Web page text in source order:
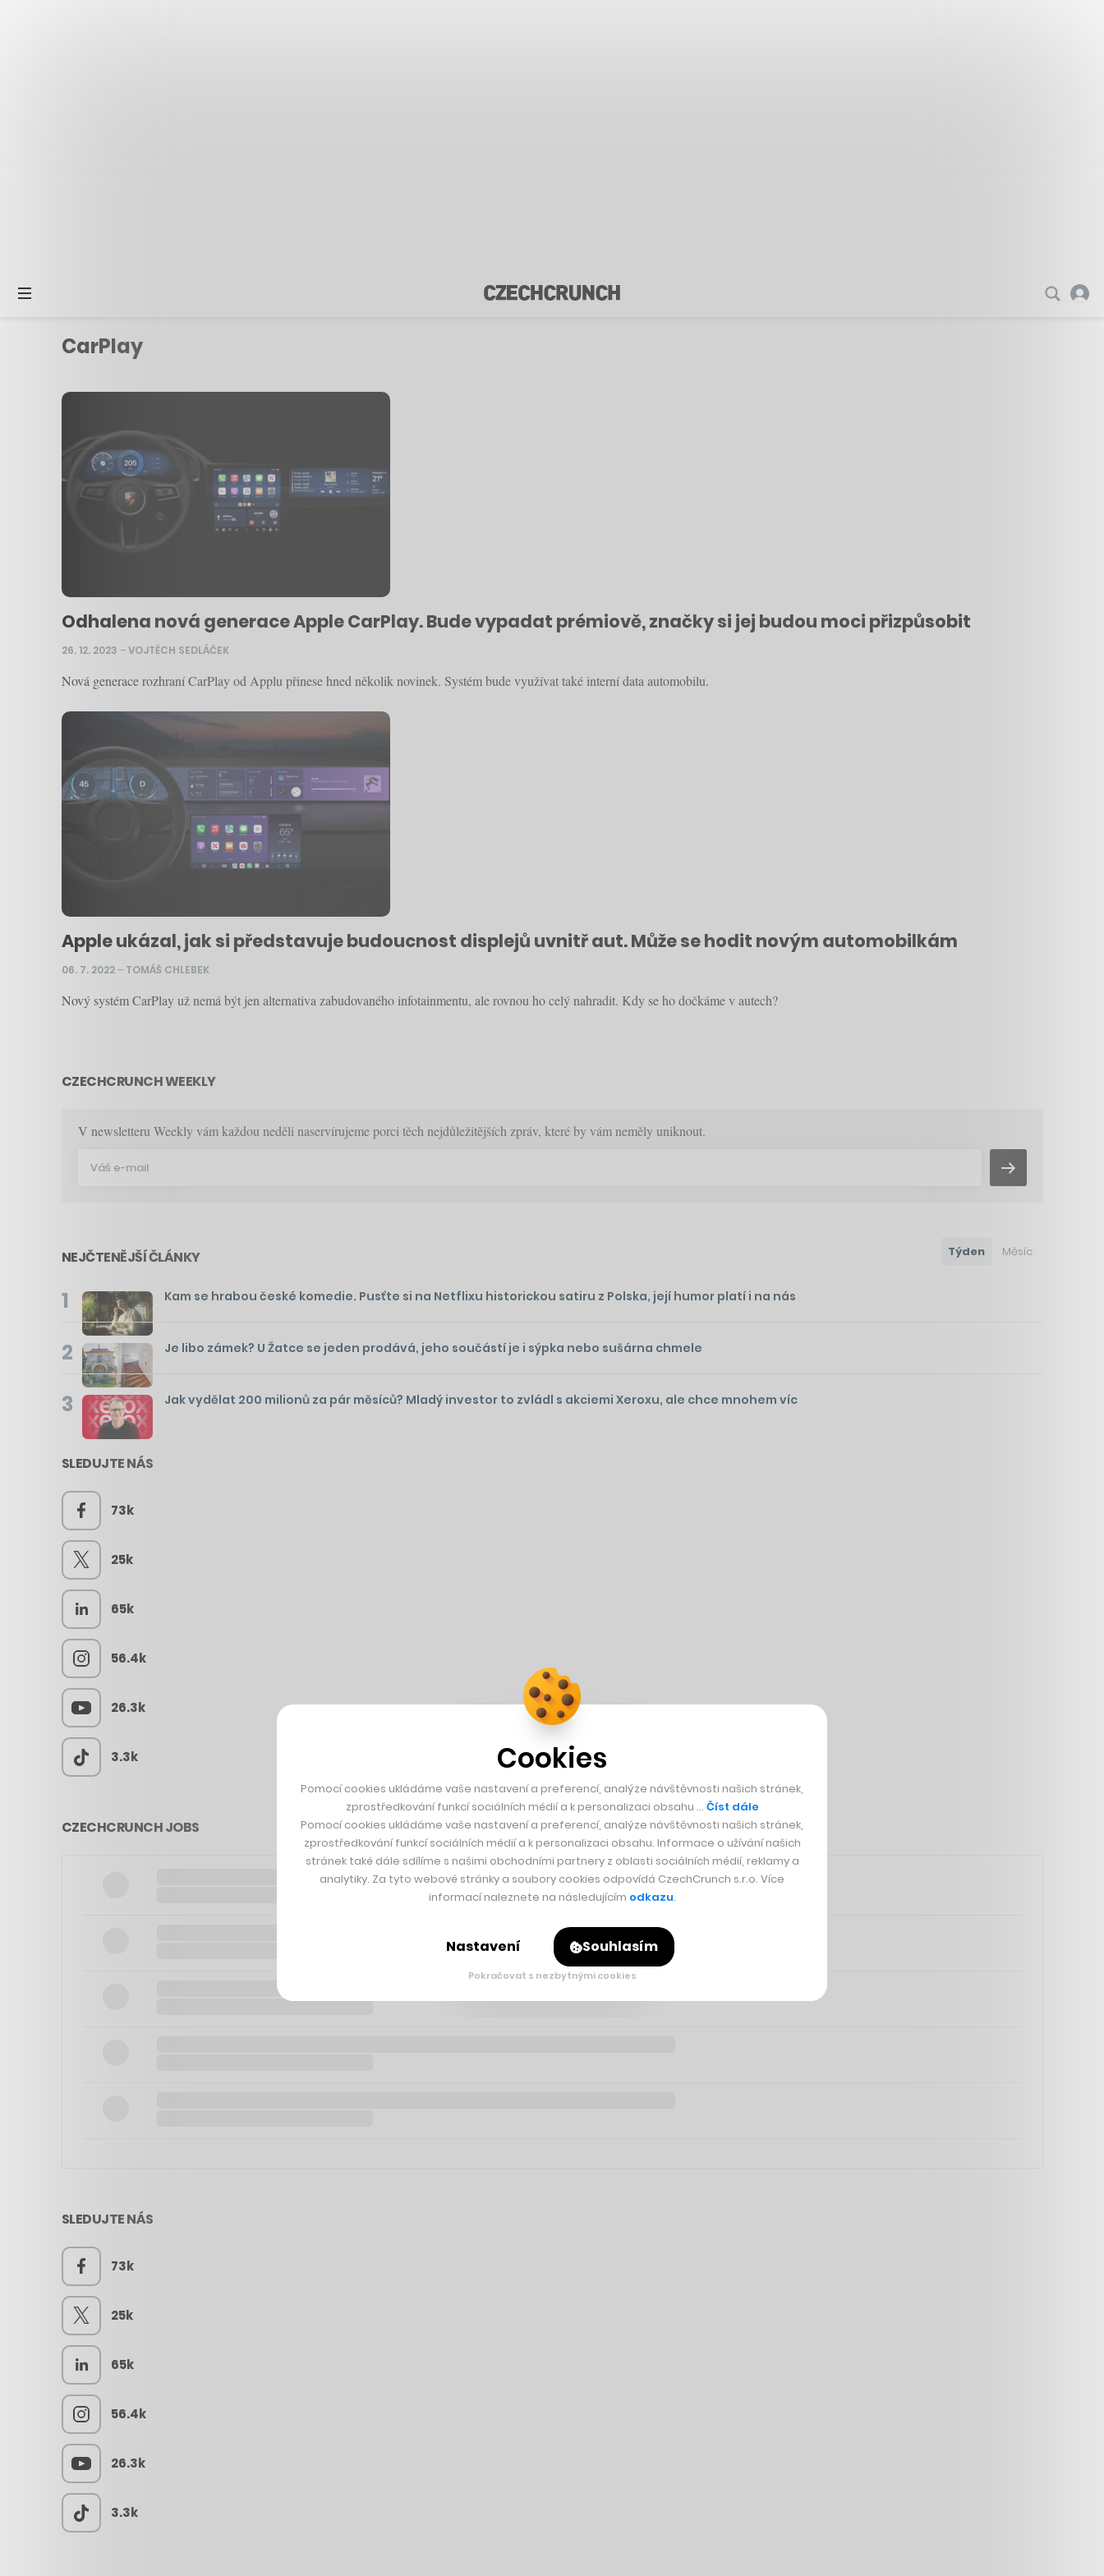
CarPlay
Odhalena nová generace Apple CarPlay. Bude vypadat prémiově, značky si jej budou moci přizpůsobit
26. 12. 2023 –VOJTĚCH SEDLÁČEK
Nová generace rozhraní CarPlay od Applu přinese hned několik novinek. Systém bude využívat také interní data automobilu.
Apple ukázal, jak si představuje budoucnost displejů uvnitř aut. Může se hodit novým automobilkám
06. 7. 2022– TOMÁŠ CHLEBEK
Nový systém CarPlay už nemá být jen alternativa zabudovaného infotainmentu, ale rovnou ho celý nahradit. Kdy se ho dočkáme v autech?
CZECHCRUNCH WEEKLY
V newsletteru Weekly vám každou neděli naservírujeme porci těch nejdůležitějších zpráv, které by vám neměly uniknout.
NEJČTENĚJŠÍ ČLÁNKY Týden Měsíc
1 Kam se hrabou české komedie. Pusťte si na Netflixu historickou satiru z Polska, její humor platí i na nás
2 Je libo zámek? U Žatce se jeden prodává, jeho součástí je i sýpka nebo sušárna chmele
3 Jak vydělat 200 milionů za pár měsíců? Mladý investor to zvládl s akciemi Xeroxu, ale chce mnohem víc
SLEDUJTE NÁS
73k
25k
65k
56.4k
26.3k
3.3k
CZECHCRUNCH JOBS
SLEDUJTE NÁS
73k
25k
65k
56.4k
26.3k
3.3k
Cookies
Pomocí cookies ukládáme vaše nastavení a preferencí, analýze návštěvnosti našich stránek,
zprostředkování funkcí sociálních médií a k personalizaci obsahu … Číst dále
Pomocí cookies ukládáme vaše nastavení a preferencí, analýze návštěvnosti našich stránek,
zprostředkování funkcí sociálních médií a k personalizaci obsahu. Informace o užívání našich
stránek také dále sdílíme s našimi obchodními partnery z oblasti sociálních médií, reklamy a
analytiky. Za tyto webové stránky a soubory cookies odpovídá CzechCrunch s.r.o. Více
informací naleznete na následujícím odkazu.
Nastavení Souhlasím
Pokračovat s nezbytnými cookies